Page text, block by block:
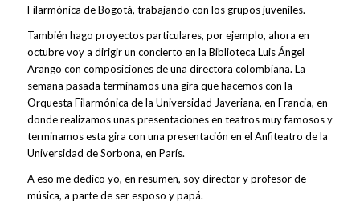
Filarmónica de Bogotá, trabajando con los grupos juveniles.
También hago proyectos particulares, por ejemplo, ahora en
octubre voy a dirigir un concierto en la Biblioteca Luis Ángel
Arango con composiciones de una directora colombiana. La
semana pasada terminamos una gira que hacemos con la
Orquesta Filarmónica de la Universidad Javeriana, en Francia, en
donde realizamos unas presentaciones en teatros muy famosos y
terminamos esta gira con una presentación en el Anfiteatro de la
Universidad de Sorbona, en París.
A eso me dedico yo, en resumen, soy director y profesor de
música, a parte de ser esposo y papá.